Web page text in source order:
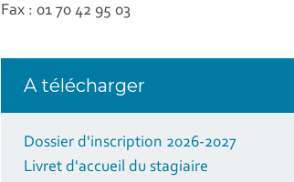
Fax : 01 70 42 95 03
A télécharger
Dossier d'inscription 2026-2027
Livret d'accueil du stagiaire